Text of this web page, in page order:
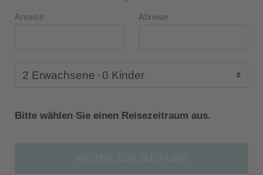
Anreise Abreise
2 Erwachsene 0 Kinder
Bitte wählen Sie einen Reisezeitraum aus.